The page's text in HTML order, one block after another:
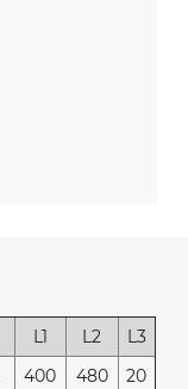
L1 L2
L3
400 480
20